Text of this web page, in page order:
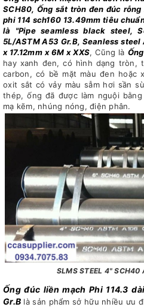
SCH80, Ống sắt tròn đen đúc
phi 114 sch160 13.49mm tiêu
là "Pipe seamless black steel,
5L/ASTM A53 Gr.B, Seanless
x 17.12mm x 6M x XXS, Cũng là
hay xanh đen, có hình dạng tròn,
carbon, có bề mặt màu đen hoặc
oxit sắt có vảy màu sẫm hơi sần
thép, ống đã được làm nguội
mạ kẽm, nhúng nóng, điện phân.
SLMS STEEL 4" SCH40
Ống đúc liền mạch Phi 114.3
Gr.B là sản phẩm sở hữu nhiều ưu